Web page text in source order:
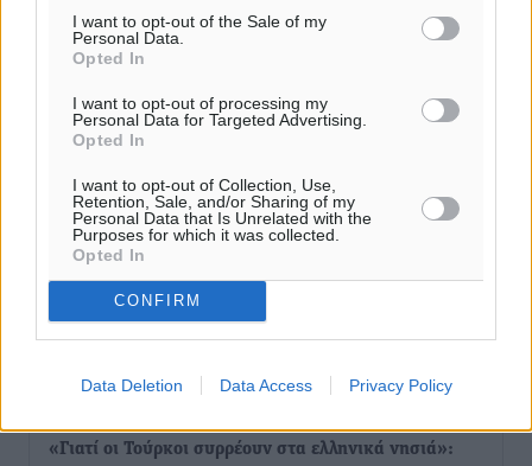
I want to opt-out of the Sale of my
Personal Data.
Opted In
I want to opt-out of processing my
Personal Data for Targeted Advertising.
Opted In
I want to opt-out of Collection, Use,
Retention, Sale, and/or Sharing of my
Personal Data that Is Unrelated with the
Purposes for which it was collected.
Opted In
CONFIRM
Data Deletion Data Access Privacy Policy
αναχωρούν από Πειραιά, Ραφήνα και Λαύριο
Ειδήσεις• πριν 3 ώρες
Τι αλλάζει το χωροταξικό στις τουριστικές επενδύσεις
Τοπικές Ειδήσεις
ΥΠΑΑΤ: 12,5 εκατ. ευρώ στις 13 Περιφέρειες για μέτρα
βιοασφάλειας
Τοπικές Ειδήσεις
Ποιοι φοιτητές μπορούν να λάβουν ενίσχυση για
Ειδήσεις• πριν 4 ώρες
«Γιατί οι Τούρκοι συρρέουν στα ελληνικά νησιά»: